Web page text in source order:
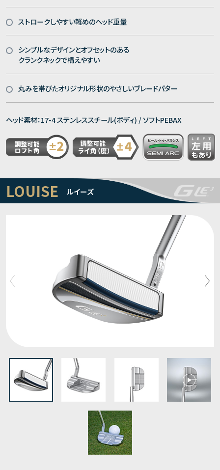
ストロークしやすい軽めのヘッド重量
シンプルなデザインとオフセットのある
クランクネックで構えやすい
丸みを帯びたオリジナル形状のやさしいブレードパター
ヘッド素材：17-4 ステンレススチール(ボディ) / ソフトPEBAX
LOUISE ルイーズ